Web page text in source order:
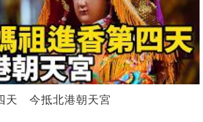
天 今抵北港朝天宮